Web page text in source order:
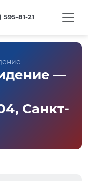
595-81-21
—
Санкт-